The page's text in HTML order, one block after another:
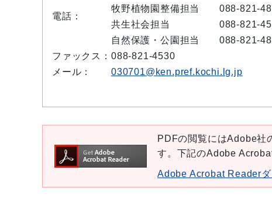
電話：
牧野植物園整備担当 088-821-
共生社会担当 088-821-
自然保護・公園担当 088-821-
ファックス： 088-821-4530
メール：
030701@ken.pref.kochi.lg.jp
PDFの閲覧にはAdobe社
す。下記のAdobe
Adobe Acrobat Readerダ